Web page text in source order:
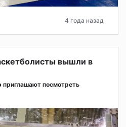
4 года назад
вышли в
посмотреть